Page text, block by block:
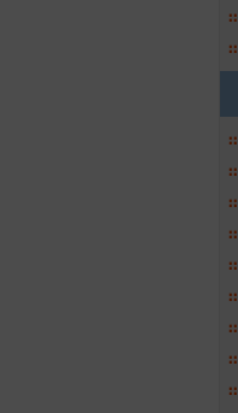
::
::
::
::
::
::
::
::
::
::
::